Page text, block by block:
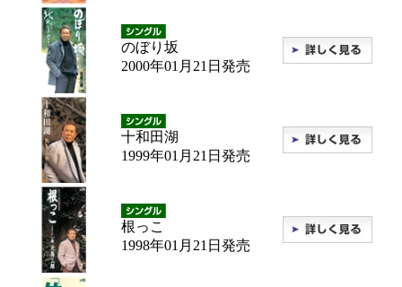
のぼり坂
2000年01月21日発売
十和田湖
1999年01月21日発売
根っこ
1998年01月21日発売